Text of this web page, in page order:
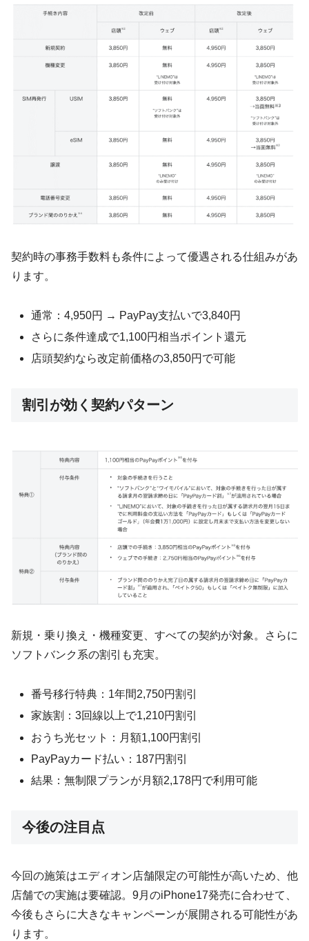
契約時の事務手数料も条件によって優遇される仕組みがあ
ります。
通常：4,950円 → PayPay支払いで3,840円
さらに条件達成で1,100円相当ポイント還元
店頭契約なら改定前価格の3,850円で可能
割引が効く契約パターン
新規・乗り換え・機種変更、すべての契約が対象。さらに
ソフトバンク系の割引も充実。
番号移行特典：1年間2,750円割引
家族割：3回線以上で1,210円割引
おうち光セット：月額1,100円割引
PayPayカード払い：187円割引
結果：無制限プランが月額2,178円で利用可能
今後の注目点
今回の施策はエディオン店舗限定の可能性が高いため、他
店舗での実施は要確認。9月のiPhone17発売に合わせて、
今後もさらに大きなキャンペーンが展開される可能性があ
ります。